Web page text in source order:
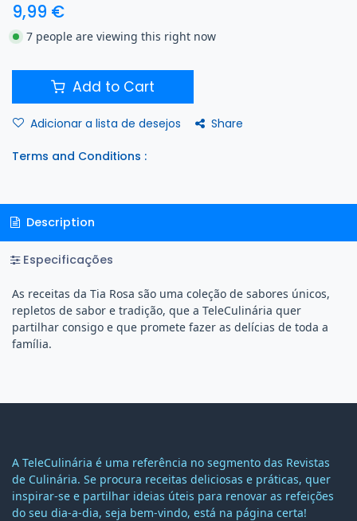
9,99 €
7 people are viewing this right now
Add to Cart
Adicionar a lista de desejos Share
Terms and Conditions :
Description
Especificações
As receitas da Tia Rosa são uma coleção de sabores únicos,
repletos de sabor e tradição, que a TeleCulinária quer
partilhar consigo e que promete fazer as delícias de toda a
família.
A TeleCulinária é uma referência no segmento das Revistas
de Culinária. Se procura receitas deliciosas e práticas, quer
inspirar-se e partilhar ideias úteis para renovar as refeições
do seu dia-a-dia, seja bem-vindo, está na página certa!